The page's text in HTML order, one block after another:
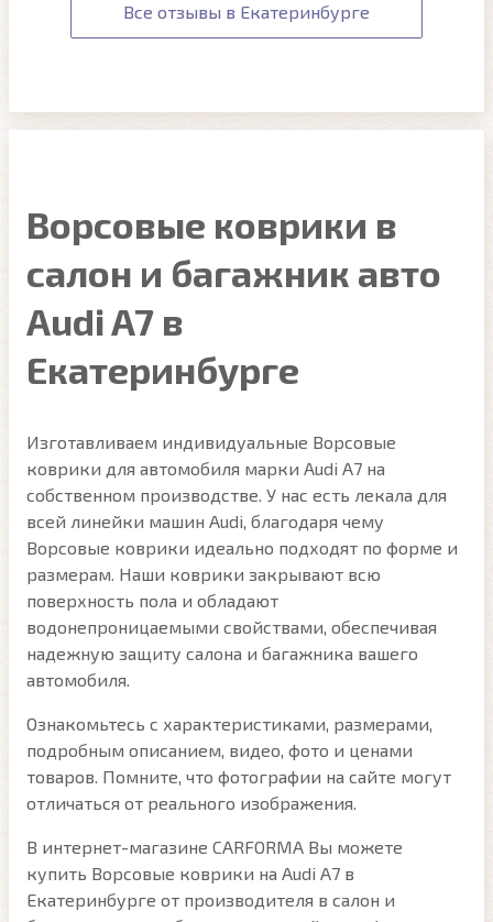
Все отзывы в Екатеринбурге
Ворсовые коврики в
салон и багажник авто
Audi A7 в
Екатеринбурге
Изготавливаем индивидуальные Ворсовые
коврики для автомобиля марки Audi A7 на
собственном производстве. У нас есть лекала для
всей линейки машин Audi, благодаря чему
Ворсовые коврики идеально подходят по форме и
размерам. Наши коврики закрывают всю
поверхность пола и обладают
водонепроницаемыми свойствами, обеспечивая
надежную защиту салона и багажника вашего
автомобиля.
Ознакомьтесь с характеристиками, размерами,
подробным описанием, видео, фото и ценами
товаров. Помните, что фотографии на сайте могут
отличаться от реального изображения.
В интернет-магазине CARFORMA Вы можете
купить Ворсовые коврики на Audi A7 в
Екатеринбурге от производителя в салон и